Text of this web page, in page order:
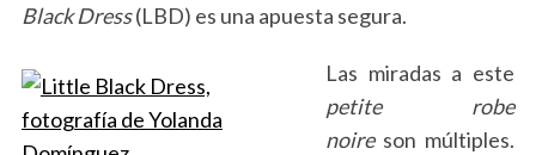
Black Dress(LBD) es una apuesta segura.
Las miradas a este
petite robe
noire son múltiples.